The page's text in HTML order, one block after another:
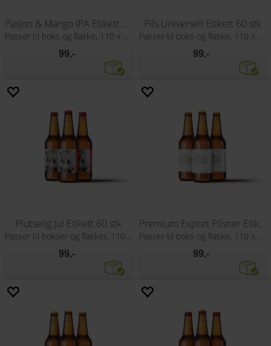
Pasjon & Mango IPA Etikett 60 stk
Passer til boks og flaske, 110 x 80 mm
99,-
Pils Universell Etikett 60 stk
Passer til boks og flaske, 110 x 80 mm
99,-
Plutselig Jul Etikett 60 stk
99,-
Premium Export Pilsner Etikett 60 stk
99,-